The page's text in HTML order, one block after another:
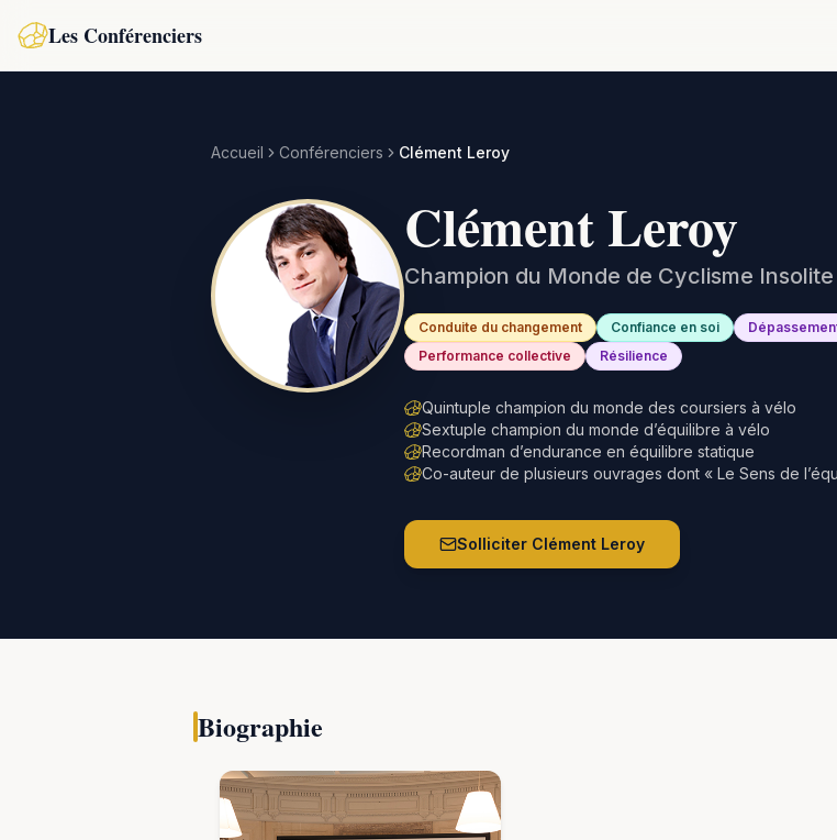
Les Conférenciers
Accueil Conférenciers Clément Leroy
Clément Leroy
Champion du Monde de Cyclisme Insolite
Conduite du changement Confiance en soi
Performance collective
Résilience
Quintuple champion du monde des coursiers à vélo
Sextuple champion du monde d’équilibre à vélo
Recordman d’endurance en équilibre statique
Co-auteur de plusieurs ouvrages dont « Le Sens de
Solliciter Clément Leroy
Biographie